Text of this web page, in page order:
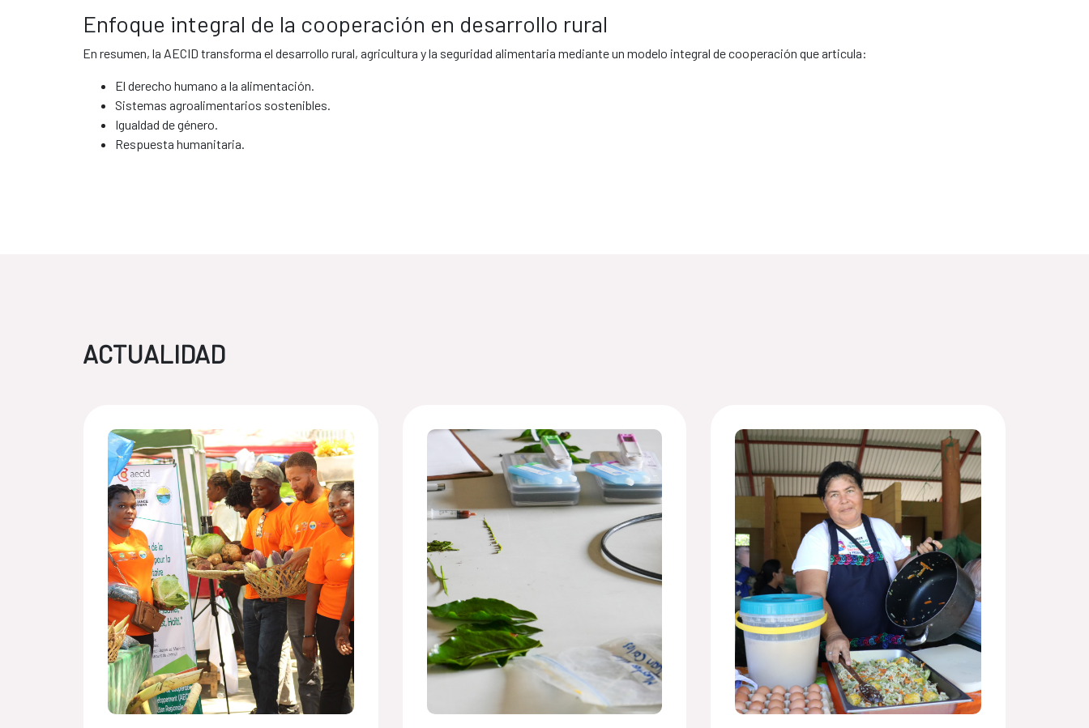
Enfoque integral de la cooperación en desarrollo rural
En resumen, la AECID transforma el desarrollo rural, agricultura y la seguridad alimentaria mediante un modelo integral de cooperación que articula:
El derecho humano a la alimentación.
Sistemas agroalimentarios sostenibles.
Igualdad de género.
Respuesta humanitaria.
ACTUALIDAD